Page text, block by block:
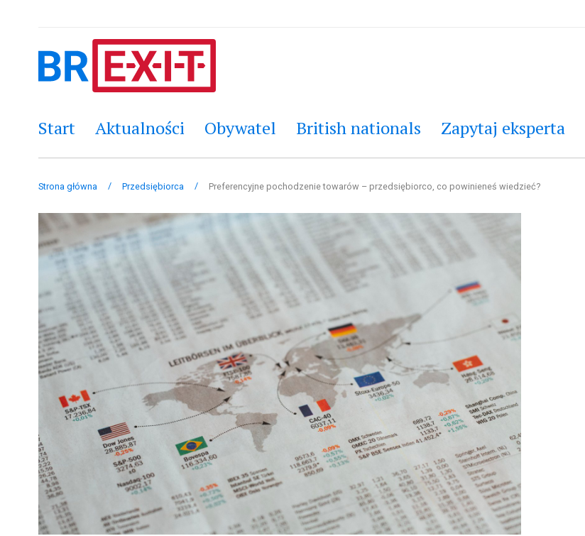
Start Aktualności Obywatel British nationals Zapytaj eksperta
Strona główna / Przedsiębiorca / Preferencyjne pochodzenie towarów – przedsiębiorco, co powinieneś wiedzieć?